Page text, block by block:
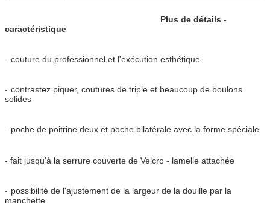
Plus de détails -
caractéristique
- couture du professionnel et l'exécution esthétique
- contrastez piquer, coutures de triple et beaucoup de boulons
solides
- poche de poitrine deux et poche bilatérale avec la forme spéciale
- fait jusqu'à la serrure couverte de Velcro - lamelle attachée
- possibilité de l'ajustement de la largeur de la douille par la
manchette